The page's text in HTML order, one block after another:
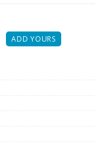
ADD YOURS